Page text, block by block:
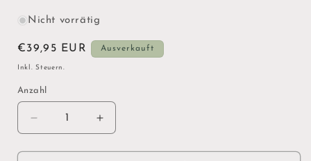
Nicht vorrätig
Normaler
Preis
€39,95 EUR Ausverkauft
Inkl. Steuern.
Anzahl
Verringere
die
Menge
Erhöhe
die
Menge